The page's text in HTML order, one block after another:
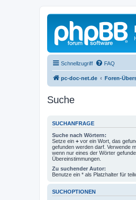
Schnellzugriff FAQ
pc-doc-net.de Foren-
Suche
SUCHANFRAGE
Suche nach Wörtern:
Setze ein + vor ein Wort, das
gefunden werden darf. Verwende
wenn nur eines der Wörter
Übereinstimmungen.
Zu suchender Autor:
Benutze ein * als Platzhalter für
SUCHOPTIONEN